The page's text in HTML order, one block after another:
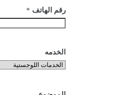
رقم الهاتف *
الخدمه